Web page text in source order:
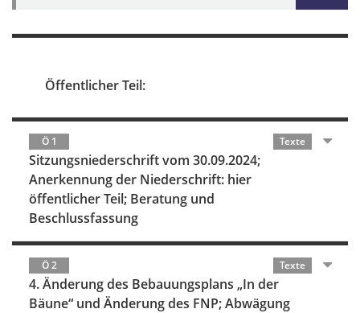
Öffentlicher Teil:
Ö 1 Texte
Sitzungsniederschrift vom 30.09.2024;
Anerkennung der Niederschrift: hier
öffentlicher Teil; Beratung und
Beschlussfassung
Ö 2 Texte
4. Änderung des Bebauungsplans „In der
Bäune“ und Änderung des FNP; Abwägung